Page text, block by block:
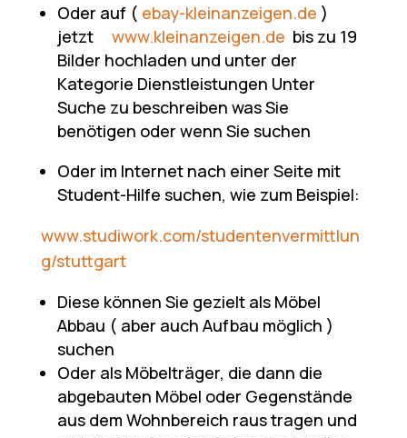
Oder auf ( ebay-kleinanzeigen.de )
jetzt www.kleinanzeigen.de bis zu 19
Bilder hochladen und unter der
Kategorie Dienstleistungen Unter
Suche zu beschreiben was Sie
benötigen oder wenn Sie suchen
Oder im Internet nach einer Seite mit
Student-Hilfe suchen, wie zum Beispiel:
www.studiwork.com/studentenvermittlun
g/stuttgart
Diese können Sie gezielt als Möbel
Abbau ( aber auch Aufbau möglich )
suchen
Oder als Möbelträger, die dann die
abgebauten Möbel oder Gegenstände
aus dem Wohnbereich raus tragen und